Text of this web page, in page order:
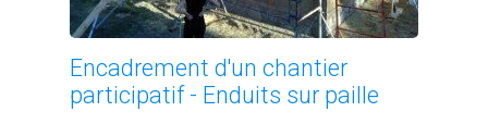
Encadrement d'un chantier
participatif - Enduits sur paille